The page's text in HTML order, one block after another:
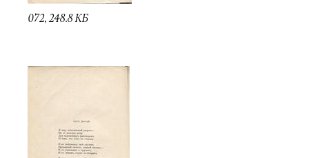
072, 248.8 КБ